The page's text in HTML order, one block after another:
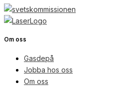
Om oss
Gasdepå
Jobba hos oss
Om oss